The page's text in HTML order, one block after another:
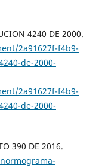
4240 DE 2000.
2a91627f-f4b9-
de-2000-
2a91627f-f4b9-
de-2000-
390 DE 2016.